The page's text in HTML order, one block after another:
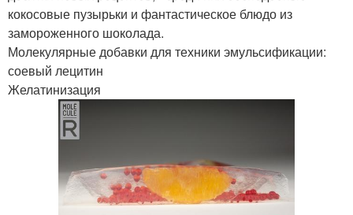
кокосовые пузырьки и фантастическое блюдо из
замороженного шоколада.
Молекулярные добавки для техники эмульсификации:
соевый лецитин
Желатинизация